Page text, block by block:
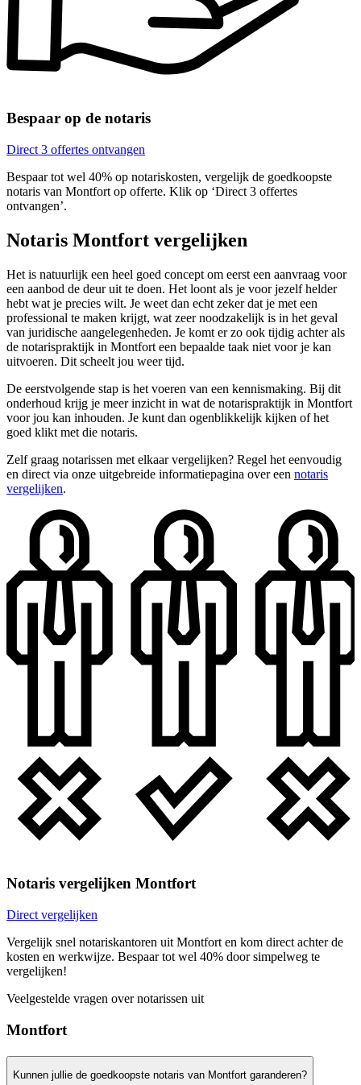
Bespaar op de notaris
Direct 3 offertes ontvangen
Bespaar tot wel 40% op notariskosten, vergelijk de goedkoopste
notaris van Montfort op offerte. Klik op ‘Direct 3 offertes
ontvangen’.
Notaris Montfort vergelijken
Het is natuurlijk een heel goed concept om eerst een aanvraag voor
een aanbod de deur uit te doen. Het loont als je voor jezelf helder
hebt wat je precies wilt. Je weet dan echt zeker dat je met een
professional te maken krijgt, wat zeer noodzakelijk is in het geval
van juridische aangelegenheden. Je komt er zo ook tijdig achter als
de notarispraktijk in Montfort een bepaalde taak niet voor je kan
uitvoeren. Dit scheelt jou weer tijd.
De eerstvolgende stap is het voeren van een kennismaking. Bij dit
onderhoud krijg je meer inzicht in wat de notarispraktijk in Montfort
voor jou kan inhouden. Je kunt dan ogenblikkelijk kijken of het
goed klikt met die notaris.
Zelf graag notarissen met elkaar vergelijken? Regel het eenvoudig
en direct via onze uitgebreide informatiepagina over een notaris
vergelijken.
Notaris vergelijken Montfort
Direct vergelijken
Vergelijk snel notariskantoren uit Montfort en kom direct achter de
kosten en werkwijze. Bespaar tot wel 40% door simpelweg te
vergelijken!
Veelgestelde vragen over notarissen uit
Montfort
Kunnen jullie de goedkoopste notaris van Montfort garanderen?